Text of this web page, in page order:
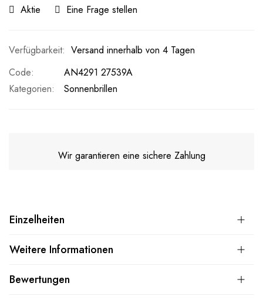
Aktie Eine Frage stellen
Versand innerhalb von 4 Tagen
Code
AN4291 27539A
Kategorien:
Sonnenbrillen
Wir garantieren eine sichere Zahlung
Einzelheiten
Weitere Informationen
Bewertungen